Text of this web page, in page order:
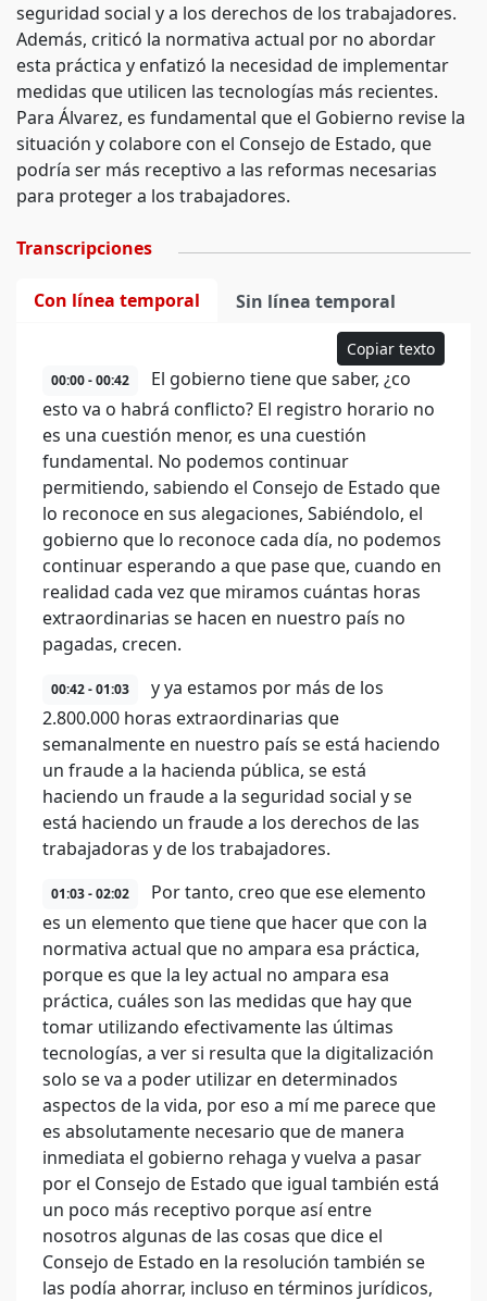
seguridad social y a los derechos de los trabajadores.
Además, criticó la normativa actual por no abordar
esta práctica y enfatizó la necesidad de implementar
medidas que utilicen las tecnologías más recientes.
Para Álvarez, es fundamental que el Gobierno revise la
situación y colabore con el Consejo de Estado, que
podría ser más receptivo a las reformas necesarias
para proteger a los trabajadores.
Transcripciones
Con línea temporal Sin línea temporal
Copiar texto
00:00 - 00:42
El gobierno tiene que saber, ¿co
esto va o habrá conflicto? El registro horario no
es una cuestión menor, es una cuestión
fundamental. No podemos continuar
permitiendo, sabiendo el Consejo de Estado que
lo reconoce en sus alegaciones, Sabiéndolo, el
gobierno que lo reconoce cada día, no podemos
continuar esperando a que pase que, cuando en
realidad cada vez que miramos cuántas horas
extraordinarias se hacen en nuestro país no
pagadas, crecen.
00:42 - 01:03
y ya estamos por más de los
2.800.000 horas extraordinarias que
semanalmente en nuestro país se está haciendo
un fraude a la hacienda pública, se está
haciendo un fraude a la seguridad social y se
está haciendo un fraude a los derechos de las
trabajadoras y de los trabajadores.
01:03 - 02:02
Por tanto, creo que ese elemento
es un elemento que tiene que hacer que con la
normativa actual que no ampara esa práctica,
porque es que la ley actual no ampara esa
práctica, cuáles son las medidas que hay que
tomar utilizando efectivamente las últimas
tecnologías, a ver si resulta que la digitalización
solo se va a poder utilizar en determinados
aspectos de la vida, por eso a mí me parece que
es absolutamente necesario que de manera
inmediata el gobierno rehaga y vuelva a pasar
por el Consejo de Estado que igual también está
un poco más receptivo porque así entre
nosotros algunas de las cosas que dice el
Consejo de Estado en la resolución también se
las podía ahorrar, incluso en términos jurídicos,